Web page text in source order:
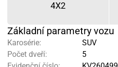
4X2
Základní parametry vozu
Karosérie:
SUV
Počet dveří:
5